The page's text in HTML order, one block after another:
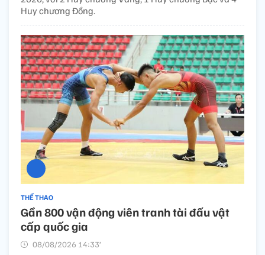
Huy chương Đồng.
THỂ THAO
Gần 800 vận động viên tranh tài đấu vật
cấp quốc gia
08/08/2026 14:33’